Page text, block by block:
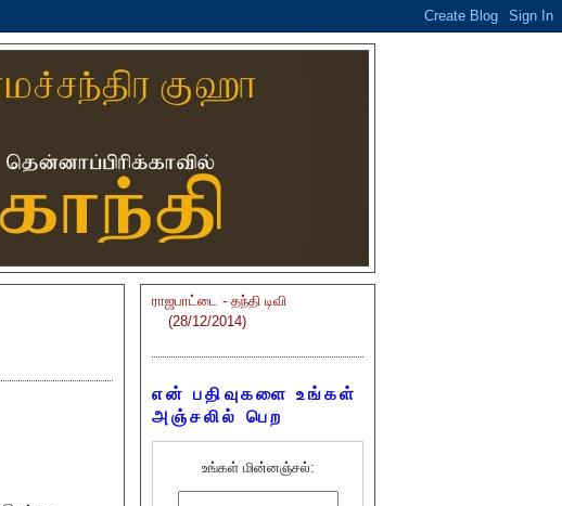
ராஜபாட்டை - தந்தி டிவி
(28/12/2014)
என் பதிவுகளை உங்கள்
அஞ்சலில் பெற
உங்கள் மின்னஞ்சல்: